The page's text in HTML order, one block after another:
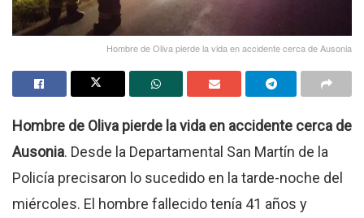
Hombre de Oliva pierde la vida en accidente cerca de Ausonia
Hombre de Oliva pierde la vida en accidente cerca de
Ausonia. Desde la Departamental San Martín de la
Policía precisaron lo sucedido en la tarde-noche del
miércoles. El hombre fallecido tenía 41 años y